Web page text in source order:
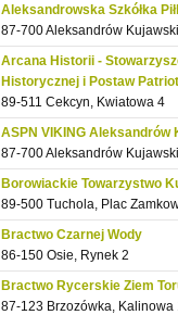
Aleksandrowska Szkółka
87-700 Aleksandrów
Arcana Historii -
Historycznej i Postaw
89-511 Cekcyn, Kwiatowa 4
ASPN VIKING Aleksandrów
87-700 Aleksandrów
Borowiackie Towarzystwo
89-500 Tuchola, Plac
Bractwo Czarnej Wody
86-150 Osie, Rynek 2
Bractwo Rycerskie Ziem
87-123 Brzozówka, Kalinowa